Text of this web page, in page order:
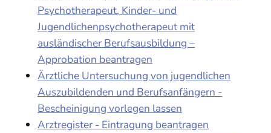
Psychotherapeut, Kinder- und
Jugendlichenpsychotherapeut mit
ausländischer Berufsausbildung –
Approbation beantragen
Ärztliche Untersuchung von jugendlichen
Auszubildenden und Berufsanfängern -
Bescheinigung vorlegen lassen
Arztregister - Eintragung beantragen